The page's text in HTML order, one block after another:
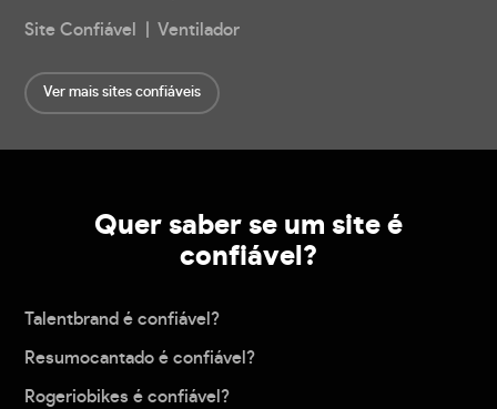
Site Confiável | Ventilador
Ver mais sites confiáveis
Quer saber se um site é
confiável?
Talentbrand é confiável?
Resumocantado é confiável?
Rogeriobikes é confiável?